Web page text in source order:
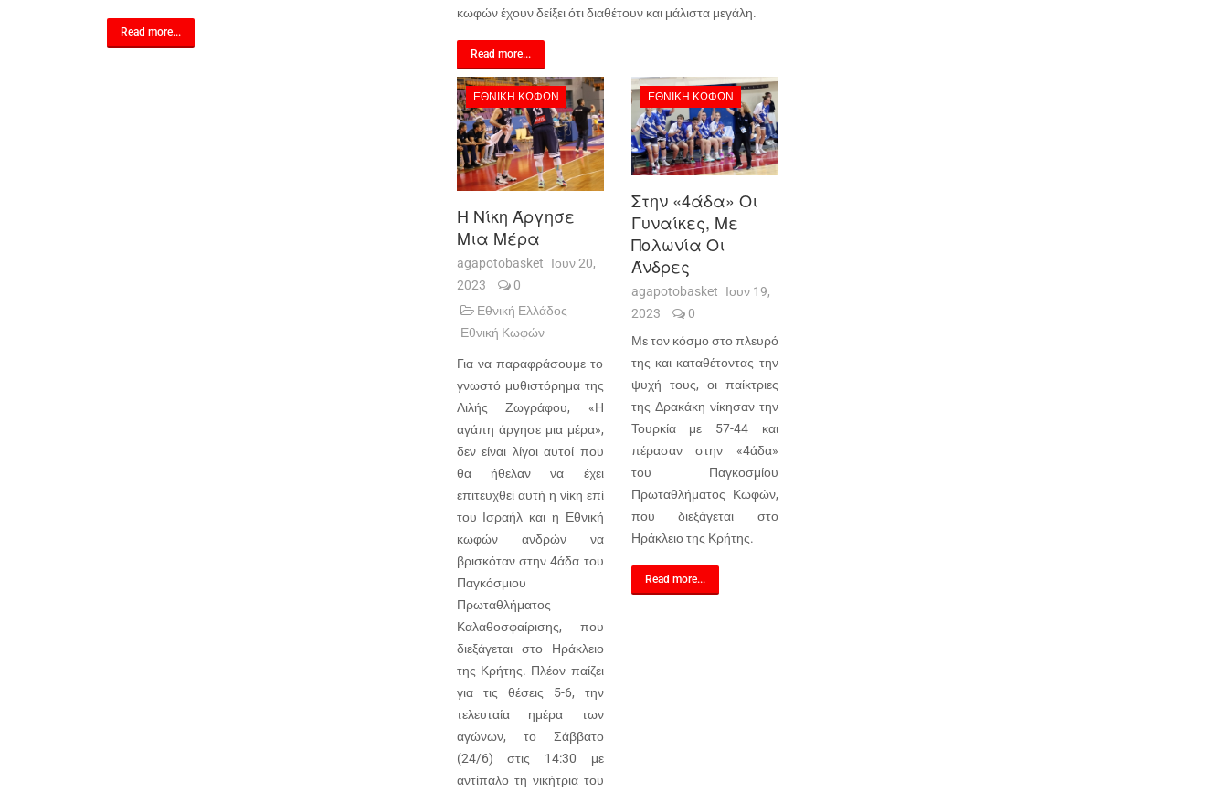
Read more...
κωφών έχουν δείξει ότι διαθέτουν και μάλιστα μεγάλη.
Read more...
ΕΘΝΙΚΉ ΚΩΦΏΝ
Η Νίκη Άργησε
Μια Μέρα
agapotobasket
Ιουν 20,
2023
0
Εθνική Ελλάδος
Εθνική Κωφών
Για να παραφράσουμε το
γνωστό μυθιστόρημα της
Λιλής Ζωγράφου, «Η
αγάπη άργησε μια μέρα»,
δεν είναι λίγοι αυτοί που
θα ήθελαν να έχει
επιτευχθεί αυτή η νίκη επί
του Ισραήλ και η Εθνική
κωφών ανδρών να
βρισκόταν στην 4άδα του
Παγκόσμιου
Πρωταθλήματος
Καλαθοσφαίρισης, που
διεξάγεται στο Ηράκλειο
της Κρήτης. Πλέον παίζει
για τις θέσεις 5-6, την
τελευταία ημέρα των
αγώνων, το Σάββατο
(24/6) στις 14:30 με
αντίπαλο τη νικήτρια του
ΕΘΝΙΚΉ ΚΩΦΏΝ
Στην «4άδα» Οι
Γυναίκες, Με
Πολωνία Οι
Άνδρες
agapotobasket
Ιουν 19,
2023
0
Με τον κόσμο στο πλευρό
της και καταθέτοντας την
ψυχή τους, οι παίκτριες
της Δρακάκη νίκησαν την
Τουρκία με 57-44 και
πέρασαν στην «4άδα»
του Παγκοσμίου
Πρωταθλήματος Κωφών,
που διεξάγεται στο
Ηράκλειο της Κρήτης.
Read more...